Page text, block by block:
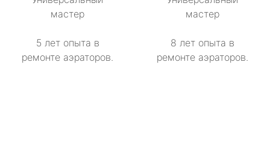
мастер
5 лет опыта в
ремонте аэраторов.
мастер
8 лет опыта в
ремонте аэраторов.